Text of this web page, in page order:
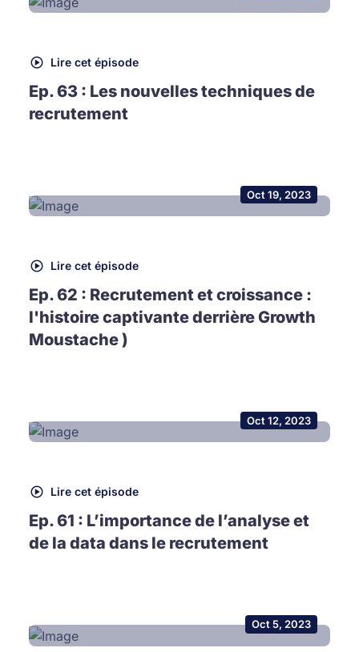
Lire cet épisode
Ep. 63 : Les nouvelles techniques de
recrutement
Oct 19, 2023
Lire cet épisode
Ep. 62 : Recrutement et croissance :
l'histoire captivante derrière Growth
Moustache )
Oct 12, 2023
Lire cet épisode
Ep. 61 : L’importance de l’analyse et
de la data dans le recrutement
Oct 5, 2023